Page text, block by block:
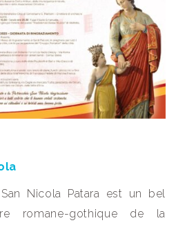
Nicola Patara est un bel
romane-gothique de la